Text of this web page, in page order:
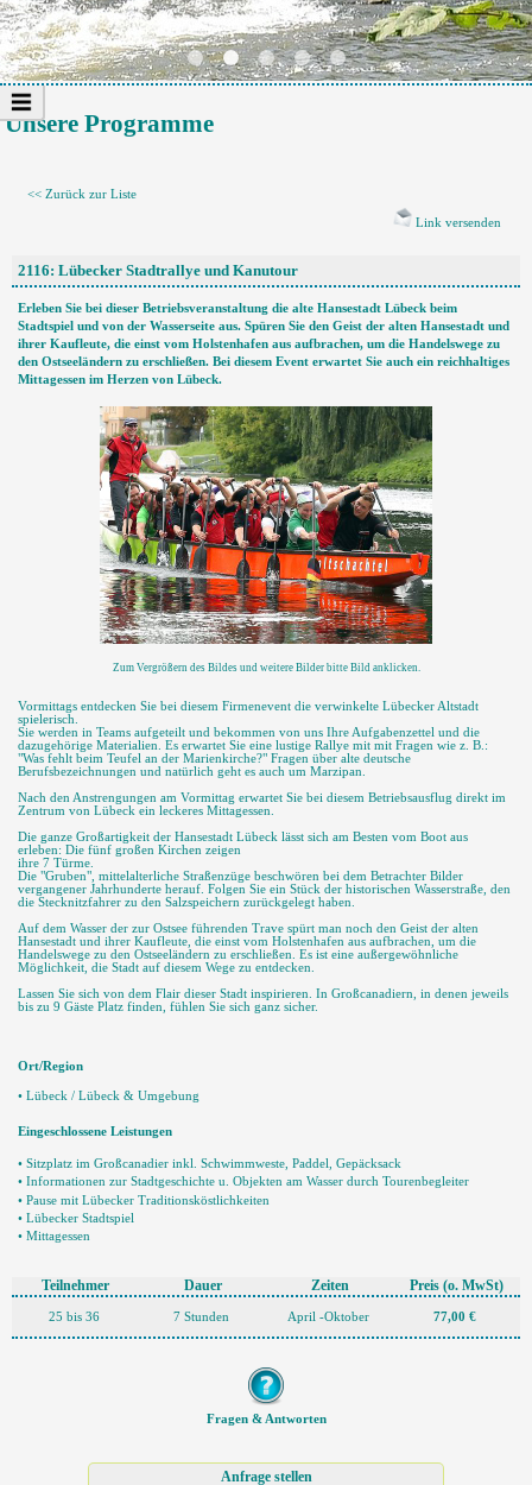
Unsere Programme
<< Zurück zur Liste
Link versenden
2116: Lübecker Stadtrallye und Kanutour
Erleben Sie bei dieser Betriebsveranstaltung die alte Hansestadt Lübeck beim
Stadtspiel und von der Wasserseite aus. Spüren Sie den Geist der alten Hansestadt und
ihrer Kaufleute, die einst vom Holstenhafen aus aufbrachen, um die Handelswege zu
den Ostseeländern zu erschließen. Bei diesem Event erwartet Sie auch ein reichhaltiges
Mittagessen im Herzen von Lübeck.
Zum Vergrößern des Bildes und weitere Bilder bitte Bild anklicken.
Vormittags entdecken Sie bei diesem Firmenevent die verwinkelte Lübecker Altstadt
spielerisch.
Sie werden in Teams aufgeteilt und bekommen von uns Ihre Aufgabenzettel und die
dazugehörige Materialien. Es erwartet Sie eine lustige Rallye mit mit Fragen wie z. B.:
"Was fehlt beim Teufel an der Marienkirche?" Fragen über alte deutsche
Berufsbezeichnungen und natürlich geht es auch um Marzipan.
Nach den Anstrengungen am Vormittag erwartet Sie bei diesem Betriebsausflug direkt im
Zentrum von Lübeck ein leckeres Mittagessen.
Die ganze Großartigkeit der Hansestadt Lübeck lässt sich am Besten vom Boot aus
erleben: Die fünf großen Kirchen zeigen
ihre 7 Türme.
Die "Gruben", mittelalterliche Straßenzüge beschwören bei dem Betrachter Bilder
vergangener Jahrhunderte herauf. Folgen Sie ein Stück der historischen Wasserstraße, den
die Stecknitzfahrer zu den Salzspeichern zurückgelegt haben.
Auf dem Wasser der zur Ostsee führenden Trave spürt man noch den Geist der alten
Hansestadt und ihrer Kaufleute, die einst vom Holstenhafen aus aufbrachen, um die
Handelswege zu den Ostseeländern zu erschließen. Es ist eine außergewöhnliche
Möglichkeit, die Stadt auf diesem Wege zu entdecken.
Lassen Sie sich von dem Flair dieser Stadt inspirieren. In Großcanadiern, in denen jeweils
bis zu 9 Gäste Platz finden, fühlen Sie sich ganz sicher.
Ort/Region
• Lübeck / Lübeck & Umgebung
Eingeschlossene Leistungen
• Sitzplatz im Großcanadier inkl. Schwimmweste, Paddel, Gepäcksack
• Informationen zur Stadtgeschichte u. Objekten am Wasser durch Tourenbegleiter
• Pause mit Lübecker Traditionsköstlichkeiten
• Lübecker Stadtspiel
• Mittagessen
Teilnehmer Dauer Zeiten Preis (o. MwSt)
25 bis 36 7 Stunden April -Oktober 77,00 €
Fragen & Antworten